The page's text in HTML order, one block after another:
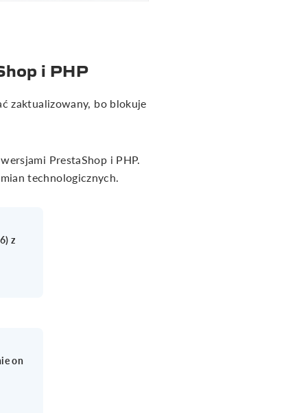
i PHP
zaktualizowany, bo blokuje
PrestaShop i PHP.
technologicznych.
z
on